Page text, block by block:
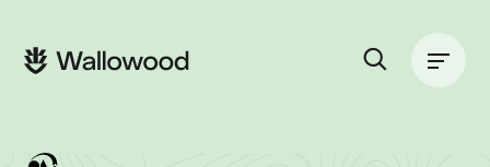
springen
springen